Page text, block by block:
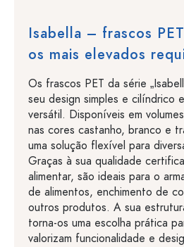
Isabella – frascos
os mais elevados
Os frascos PET da série
seu design simples e cilíndrico
versátil. Disponíveis em
nas cores castanho, branco e
uma solução flexível para
Graças à sua qualidade
alimentar, são ideais para o
de alimentos, enchimento de
outros produtos. A sua
torna-os uma escolha prática
valorizam funcionalidade e